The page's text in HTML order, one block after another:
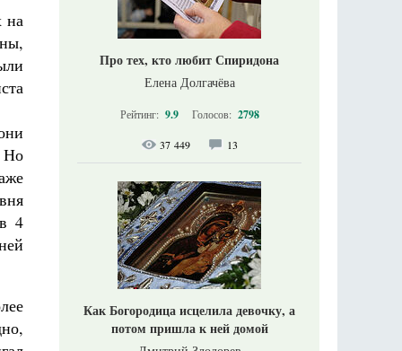
на
Но
4
Про тех, кто любит Спиридона
Елена Долгачёва
Рейтинг: 9.9 Голосов: 2798
37 449 13
Как Богородица исцелила девочку, а
потом пришла к ней домой